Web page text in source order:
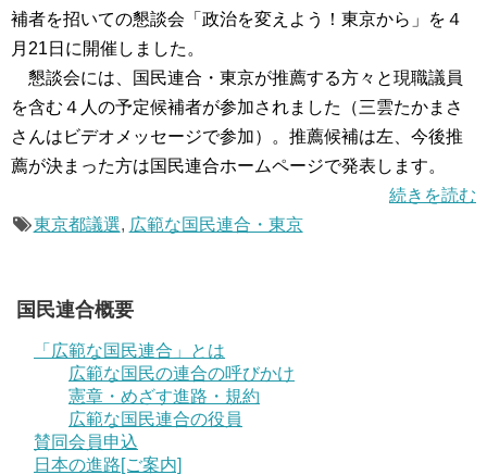
補者を招いての懇談会「政治を変えよう！東京から」を４
月21日に開催しました。
懇談会には、国民連合・東京が推薦する方々と現職議員
を含む４人の予定候補者が参加されました（三雲たかまさ
さんはビデオメッセージで参加）。推薦候補は左、今後推
薦が決まった方は国民連合ホームページで発表します。
続きを読む
東京都議選, 広範な国民連合・東京
国民連合概要
「広範な国民連合」とは
広範な国民の連合の呼びかけ
憲章・めざす進路・規約
広範な国民連合の役員
賛同会員申込
日本の進路[ご案内]